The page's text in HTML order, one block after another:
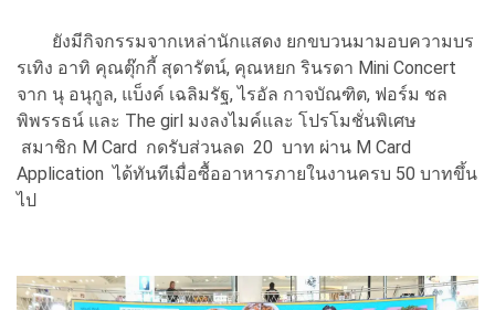
ยังมีกิจกรรมจากเหล่านักแสดง ยกขบวนมามอบความบร
รเทิง อาทิ คุณตุ๊กกี้ สุดารัตน์, คุณหยก รินรดา Mini Concert
จาก นุ อนุกูล, แบ็งค์ เฉลิมรัฐ, ไรอัล กาจบัณฑิต, ฟอร์ม ชล
พิพรรธน์ และ The girl มงลงไมค์และ โปรโมชั่นพิเศษ
สมาชิก M Card กดรับส่วนลด 20 บาท ผ่าน M Card
Application ได้ทันทีเมื่อซื้ออาหารภายในงานครบ 50 บาทขึ้น
ไป